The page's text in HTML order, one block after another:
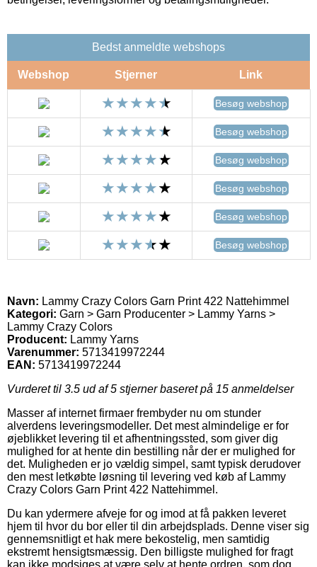
Bedst anmeldte webshops
Webshop Stjerner Link
Besøg webshop
Besøg webshop
Besøg webshop
Besøg webshop
Besøg webshop
Besøg webshop
Navn: Lammy Crazy Colors Garn Print 422 Nattehimmel
Kategori: Garn > Garn Producenter > Lammy Yarns >
Lammy Crazy Colors
Producent: Lammy Yarns
Varenummer: 5713419972244
EAN: 5713419972244
Vurderet til 3.5 ud af 5 stjerner baseret på 15 anmeldelser
Masser af internet firmaer frembyder nu om stunder
alverdens leveringsmodeller. Det mest almindelige er for
øjeblikket levering til et afhentningssted, som giver dig
mulighed for at hente din bestilling når der er mulighed for
det. Muligheden er jo vældig simpel, samt typisk derudover
den mest letkøbte løsning til levering ved køb af Lammy
Crazy Colors Garn Print 422 Nattehimmel.
Du kan ydermere afveje for og imod at få pakken leveret
hjem til hvor du bor eller til din arbejdsplads. Denne viser sig
gennemsnitligt et hak mere bekostelig, men samtidig
ekstremt hensigtsmæssig. Den billigste mulighed for fragt
kan ikke modsiges at være selv at hente ordren, som dog